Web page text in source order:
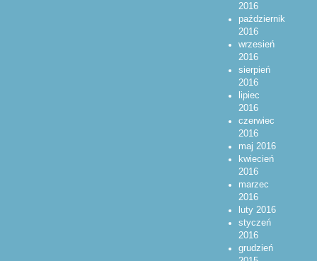
2016
październik
2016
wrzesień
2016
sierpień
2016
lipiec
2016
czerwiec
2016
maj 2016
kwiecień
2016
marzec
2016
luty 2016
styczeń
2016
grudzień